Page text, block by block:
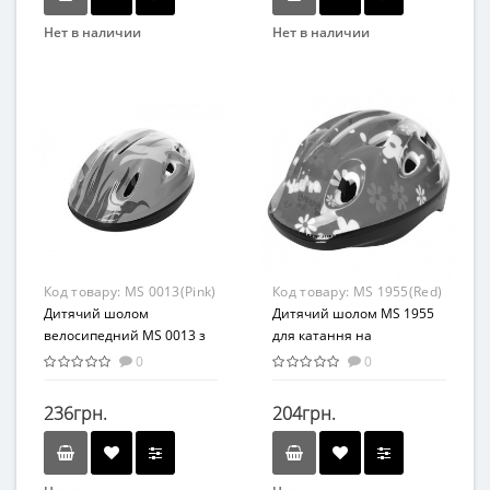
Нет в наличии
Возраст
От 14-ти лет
Возрастная группа
Комбинированный
Нет в наличии
Спортивный инвентарь
Возраст
От 5-ти лет
Материал
Пластик
Код товару: MS 0013(Pink)
Дитячий шолом
велосипедний MS 0013 з
вентиляцією (Рожевий)
0
236грн.
Код товару: MS 1955(Red)
Дитячий шолом MS 1955
для катання на
велосипеді (Червоний)
0
204грн.